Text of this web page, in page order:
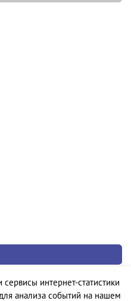
интернет-статистики
анализа событий на нашем